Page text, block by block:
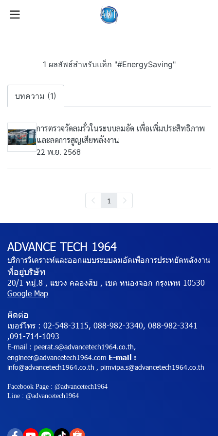
1 ผลลัพธ์สำหรับแท็ก "#EnergySaving"
บทความ (1)
การตรวจวัดลมรั่วในระบบลมอัด เพื่อเพิ่มประสิทธิภาพ
และลดการสูญเสียพลังงาน
22 พ.ย. 2568
1
ADVANCE TECH 1964
บริการวิเคราะห์และออกแบบระบบลมอัดเพื่อการประหยัดพลังงาน
ที่อยู่บริษัท
20/1 หมู่.8 , แขวง คลองสิบ , เขต หนองจอก กรุงเทพ 10530
Google Map
ติดต่อ
เบอร์โทร : 02-548-3115, 088-982-3340, 088-982-3341
,091-714-1093
E-mail : peerat.s@advancetech1964.co.th,
engineer@advancetech1964.com E-mail :
info@advancetech1964.co.th , pimvipa.s@advancetech1964.co.th
Facebook Page : @advancetech1964
Line : @advancetech1964